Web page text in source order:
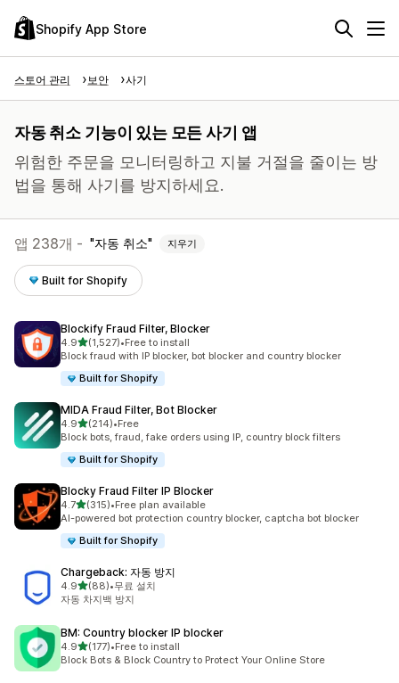
Shopify App Store
스토어 관리 보안 사기
자동 취소 기능이 있는 모든 사기 앱
위험한 주문을 모니터링하고 지불 거절을 줄이는 방
법을 통해 사기를 방지하세요.
앱 238개 - 자동 취소 지우기
Built for Shopify
Blockify Fraud Filter, Blocker
4.9별 5개 중
(1,527)
총 리뷰 1527개
•Free to install
Block fraud with IP blocker, bot blocker and country blocker
Built for Shopify
MIDA Fraud Filter, Bot Blocker
4.9별 5개 중
(214)
총 리뷰 214개
•Free
Block bots, fraud, fake orders using IP, country block filters
Built for Shopify
Blocky Fraud Filter IP Blocker
4.7별 5개 중
(315)
총 리뷰 315개
•Free plan available
AI-powered bot protection country blocker, captcha bot blocker
Built for Shopify
Chargeback: 자동 방지
4.9별 5개 중
(88)
총 리뷰 88개
•무료 설치
자동 차지백 방지
BM: Country blocker IP blocker
4.9별 5개 중
(177)
총 리뷰 177개
•Free to install
Block Bots & Block Country to Protect Your Online Store